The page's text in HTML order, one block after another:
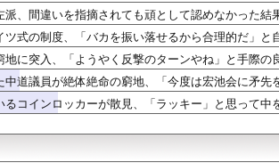
いな
あじ
り侵入盗繰り返す 容疑で中学生2...
常識
い込みわいせつか アダルトビデ...
国難
『偽りの呪文』繰り返している」
おー
りんな女に騙されてしまったのか
とり
言』をしてしまう！！！！！
ンプ和平案に「同意せず」！
軍事
転手男（49）を再逮捕 ベント...
常識
派、間違いを指摘されても頑として認めなかった
ツ式の制度、「バカを振い落せるから合理的だ」
に突入、「ようやく反撃のターンやね」と手際の
中道議員が絶体絶命の窮地、「今度は宏池会に矛
るコインロッカーが散見、「ラッキー」と思って